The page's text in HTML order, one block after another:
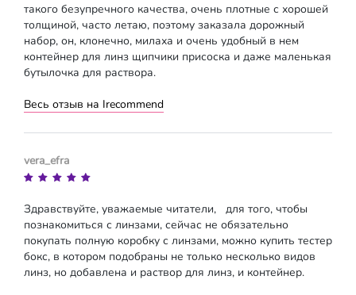
такого безупречного качества, очень плотные с хорошей
толщиной, часто летаю, поэтому заказала дорожный
набор, он, клонечно, милаха и очень удобный в нем
контейнер для линз щипчики присоска и даже маленькая
бутылочка для раствора.
Весь отзыв на Irecommend
vera_efra
Здравствуйте, уважаемые читатели, для того, чтобы
познакомиться с линзами, сейчас не обязательно
покупать полную коробку с линзами, можно купить тестер
бокс, в котором подобраны не только несколько видов
линз, но добавлена и раствор для линз, и контейнер.